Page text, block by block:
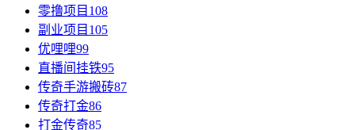
零撸项目 108
副业项目 105
优哩哩99
直播间挂铁95
传奇手游搬砖87
传奇打金86
打金传奇85